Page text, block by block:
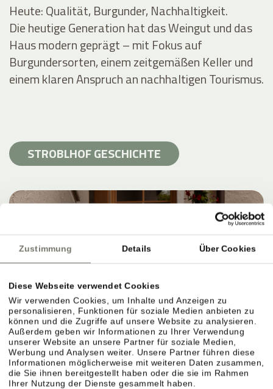
Zustimmung Details Über Cookies
Diese Webseite verwendet Cookies
Wir verwenden Cookies, um Inhalte und Anzeigen zu
personalisieren, Funktionen für soziale Medien anbieten zu
können und die Zugriffe auf unsere Website zu analysieren.
Außerdem geben wir Informationen zu Ihrer Verwendung
unserer Website an unsere Partner für soziale Medien,
Werbung und Analysen weiter. Unsere Partner führen diese
Informationen möglicherweise mit weiteren Daten zusammen,
die Sie ihnen bereitgestellt haben oder die sie im Rahmen
Ihrer Nutzung der Dienste gesammelt haben.
Heute: Qualität, Burgunder, Nachhaltigkeit.
Die heutige Generation hat das Weingut und das
Haus modern geprägt – mit Fokus auf
Burgundersorten, einem zeitgemäßen Keller und
einem klaren Anspruch an nachhaltigen Tourismus.
STROBLHOF GESCHICHTE